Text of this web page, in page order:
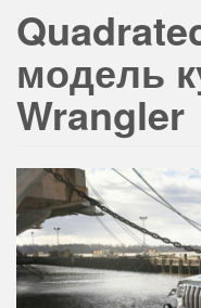
модель
Wrangler